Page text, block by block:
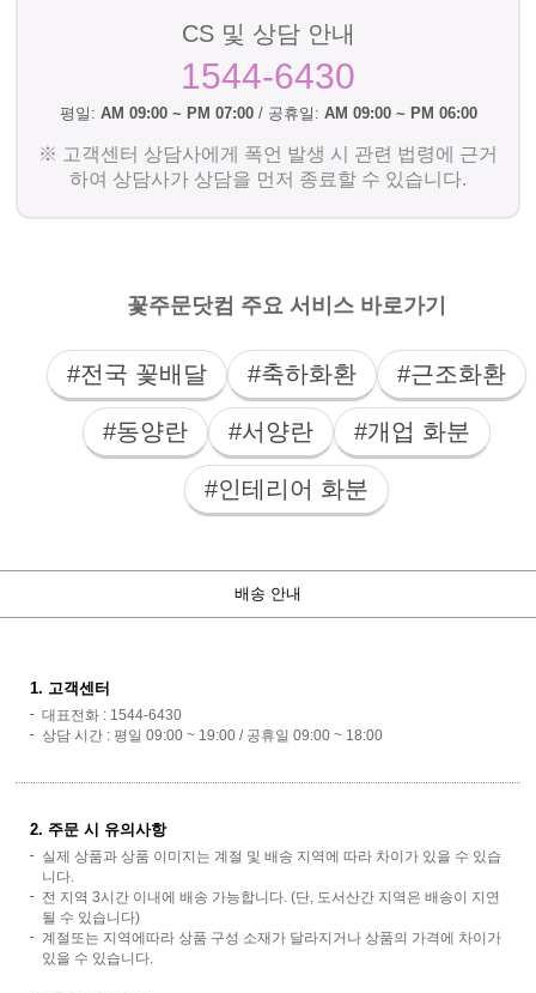
CS 및 상담 안내
1544-6430
평일: AM 09:00 ~ PM 07:00 / 공휴일: AM 09:00 ~ PM 06:00
※ 고객센터 상담사에게 폭언 발생 시 관련 법령에 근거
하여 상담사가 상담을 먼저 종료할 수 있습니다.
꽃주문닷컴 주요 서비스 바로가기
#전국 꽃배달 #축하화환 #근조화환
#동양란 #서양란 #개업 화분
#인테리어 화분
배송 안내
1. 고객센터
대표전화 : 1544-6430
상담 시간 : 평일 09:00 ~ 19:00 / 공휴일 09:00 ~ 18:00
2. 주문 시 유의사항
실제 상품과 상품 이미지는 계절 및 배송 지역에 따라 차이가 있을 수 있습
니다.
전 지역 3시간 이내에 배송 가능합니다. (단, 도서산간 지역은 배송이 지연
될 수 있습니다)
계절또는 지역에따라 상품 구성 소재가 달라지거나 상품의 가격에 차이가
있을 수 있습니다.